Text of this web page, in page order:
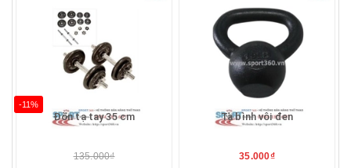
-11%
Đòn tạ tay 35 cm
135.000₫
Tạ bình vôi đen
35.000₫